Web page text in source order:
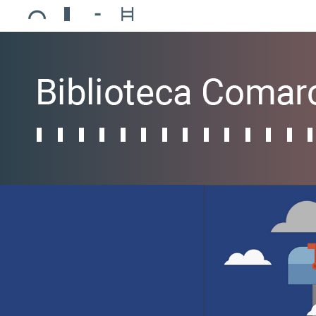
Ajuntament de Mollerussa
Biblioteca Comarcal Jaume Vila
Piscines de Mollerussa